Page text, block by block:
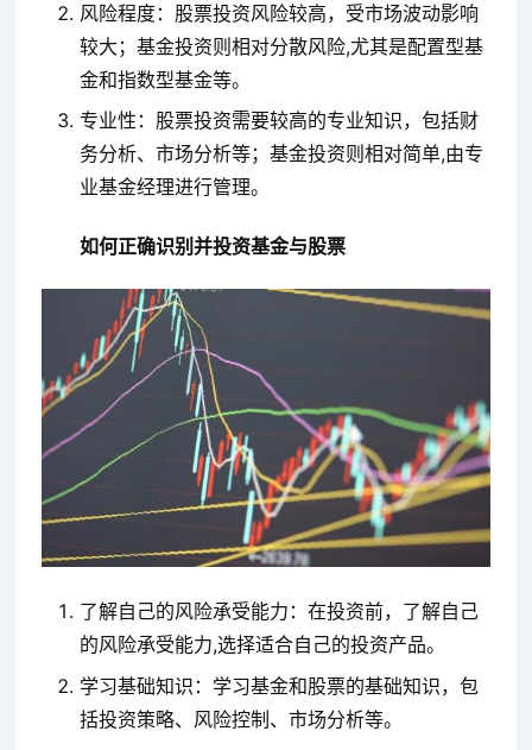
风险程度：股票投资风险较高，受市场波动影响
较大；基金投资则相对分散风险,尤其是配置型基
金和指数型基金等。
专业性：股票投资需要较高的专业知识，包括财
务分析、市场分析等；基金投资则相对简单,由专
业基金经理进行管理。
如何正确识别并投资基金与股票
了解自己的风险承受能力：在投资前，了解自己
的风险承受能力,选择适合自己的投资产品。
学习基础知识：学习基金和股票的基础知识，包
括投资策略、风险控制、市场分析等。